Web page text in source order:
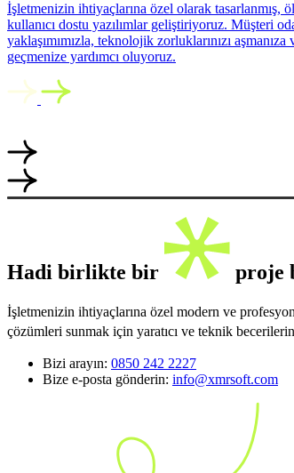
İşletmenizin ihtiyaçlarına özel olarak tasarlanmış,
kullanıcı dostu yazılımlar geliştiriyoruz. Müşteri
yaklaşımımızla, teknolojik zorluklarınızı aşmanıza
geçmenize yardımcı oluyoruz.
Hadi birlikte bir proje
İşletmenizin ihtiyaçlarına özel modern ve
çözümleri sunmak için yaratıcı ve teknik
Bizi arayın: 0850 242 2227
Bize e-posta gönderin: info@xmrsoft.com